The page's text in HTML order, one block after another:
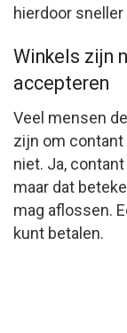
hierdoor
Winkels zijn
accepteren
Veel mensen
zijn om contant
niet. Ja,
maar dat
mag aflossen.
kunt betalen.